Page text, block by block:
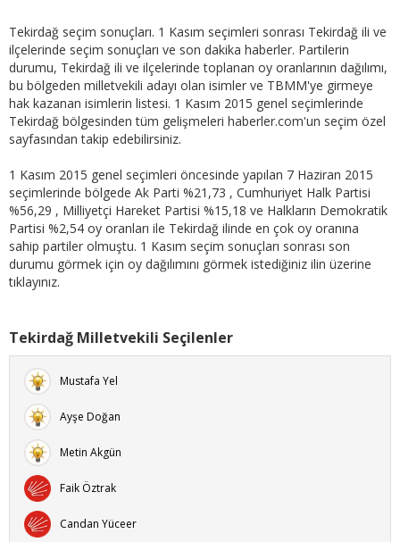
Tekirdağ seçim sonuçları. 1 Kasım seçimleri sonrası Tekirdağ ili ve
ilçelerinde seçim sonuçları ve son dakika haberler. Partilerin
durumu, Tekirdağ ili ve ilçelerinde toplanan oy oranlarının dağılımı,
bu bölgeden milletvekili adayı olan isimler ve TBMM'ye girmeye
hak kazanan isimlerin listesi. 1 Kasım 2015 genel seçimlerinde
Tekirdağ bölgesinden tüm gelişmeleri haberler.com'un seçim özel
sayfasından takip edebilirsiniz.
1 Kasım 2015 genel seçimleri öncesinde yapılan 7 Haziran 2015
seçimlerinde bölgede Ak Parti %21,73 , Cumhuriyet Halk Partisi
%56,29 , Milliyetçi Hareket Partisi %15,18 ve Halkların Demokratik
Partisi %2,54 oy oranları ile Tekirdağ ilinde en çok oy oranına
sahip partiler olmuştu. 1 Kasım seçim sonuçları sonrası son
durumu görmek için oy dağılımını görmek istediğiniz ilin üzerine
tıklayınız.
Tekirdağ Milletvekili Seçilenler
Mustafa Yel
Ayşe Doğan
Metin Akgün
Faik Öztrak
Candan Yüceer